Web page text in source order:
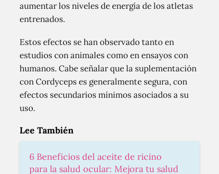
aumentar los niveles de energía de los atletas
entrenados.
Estos efectos se han observado tanto en
estudios con animales como en ensayos con
humanos. Cabe señalar que la suplementación
con Cordyceps es generalmente segura, con
efectos secundarios mínimos asociados a su
uso.
Lee También
6 Beneficios del aceite de ricino
para la salud ocular: Mejora tu salud